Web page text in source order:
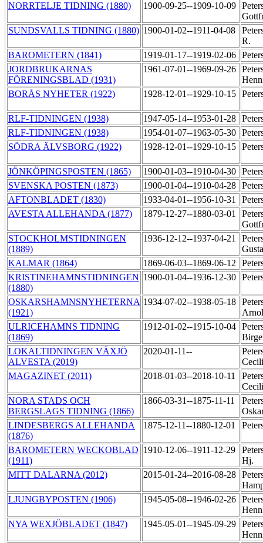
NORRTELJE TIDNING (1880)
1900-09-25--1909-10-09
SUNDSVALLS TIDNING (1880) 1900-01-02--1911-04-08
R.
BAROMETERN (1841)
1919-01-17--1919-02-06
JORDBRUKARNAS
FÖRENINGSBLAD (1931)
1961-07-01--1969-09-26
BORÅS NYHETER (1922)
1928-12-01--1929-10-15
RLF-TIDNINGEN (1938) 1947-05-14--1953-01-28
RLF-TIDNINGEN (1938)
1954-01-07--1963-05-30
SÖDRA ÄLVSBORG (1922)
1928-12-01--1929-10-15
JÖNKÖPINGSPOSTEN (1865) 1900-01-03--1910-04-30
SVENSKA POSTEN (1873)
1900-01-04--1910-04-28
AFTONBLADET (1830)
1933-04-01--1956-10-31
AVESTA ALLEHANDA (1877)
1879-12-27--1880-03-01
STOCKHOLMSTIDNINGEN
(1889)
1936-12-12--1937-04-21
KALMAR (1864)
1869-06-03--1869-06-12
KRISTINEHAMNSTIDNINGEN
(1880)
1900-01-04--1936-12-30
OSKARSHAMNSNYHETERNA
(1921)
1934-07-02--1938-05-18
ULRICEHAMNS TIDNING
(1869)
1912-01-02--1915-10-04
LOKALTIDNINGEN VÄXJÖ
ALVESTA (2019)
2020-01-11--
MAGAZINET (2011)
2018-01-03--2018-10-11
NORA STADS OCH
BERGSLAGS TIDNING (1866)
1866-03-31--1875-11-11
LINDESBERGS ALLEHANDA
(1876)
1875-12-11--1880-12-01
BAROMETERN WECKOBLAD
(1911)
1910-12-06--1911-12-29
Hj.
MITT DALARNA (2012)
2015-01-24--2016-08-28
LJUNGBYPOSTEN (1906)
1945-05-08--1946-02-26
NYA WEXJÖBLADET (1847)
1945-05-01--1945-09-29